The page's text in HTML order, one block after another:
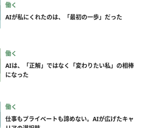
働く
AIが私にくれたのは、「最初の一歩」だった
働く
AIは、「正解」ではなく「変わりたい私」の相棒
になった
働く
仕事もプライベートも諦めない。AIが広げたキャ